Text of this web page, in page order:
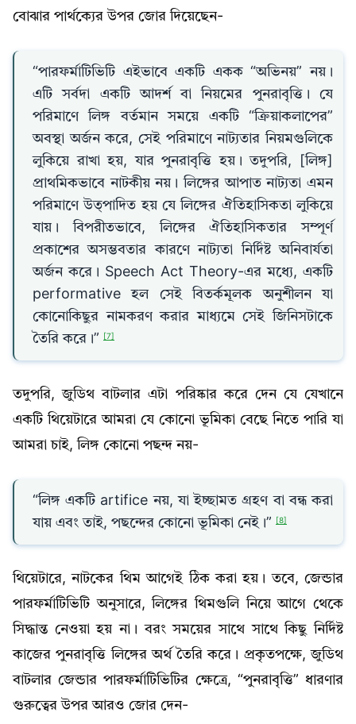
বোঝার পার্থক্যের উপর জোর দিয়েছেন-
“পারফর্মাটিভিটি এইভাবে একটি একক “অভিনয়” নয়।
এটি সর্বদা একটি আদর্শ বা নিয়মের পুনরাবৃত্তি। যে
পরিমাণে লিঙ্গ বর্তমান সময়ে একটি “ক্রিয়াকলাপের”
অবস্থা অর্জন করে, সেই পরিমাণে নাট্যতার নিয়মগুলিকে
লুকিয়ে রাখা হয়, যার পুনরাবৃত্তি হয়। তদুপরি, [লিঙ্গ]
প্রাথমিকভাবে নাটকীয় নয়। লিঙ্গের আপাত নাট্যতা এমন
পরিমাণে উত্পাদিত হয় যে লিঙ্গের ঐতিহাসিকতা লুকিয়ে
যায়। বিপরীতভাবে, লিঙ্গের ঐতিহাসিকতার সম্পূর্ণ
প্রকাশের অসম্ভবতার কারণে নাট্যতা নির্দিষ্ট অনিবার্যতা
অর্জন করে। Speech Act Theory-এর মধ্যে, একটি
performative হল সেই বিতর্কমূলক অনুশীলন যা
কোনোকিছুর নামকরণ করার মাধ্যমে সেই জিনিসটাকে
তৈরি করে।”
[7]
তদুপরি, জুডিথ বাটলার এটা পরিষ্কার করে দেন যে যেখানে
একটি থিয়েটারে আমরা যে কোনো ভূমিকা বেছে নিতে পারি যা
আমরা চাই, লিঙ্গ কোনো পছন্দ নয়-
“লিঙ্গ একটি artifice নয়, যা ইচ্ছামত গ্রহণ বা বন্ধ করা
যায় এবং তাই, পছন্দের কোনো ভূমিকা নেই।”
[8]
থিয়েটারে, নাটকের থিম আগেই ঠিক করা হয়। তবে, জেন্ডার
পারফর্মাটিভিটি অনুসারে, লিঙ্গের থিমগুলি নিয়ে আগে থেকে
সিদ্ধান্ত নেওয়া হয় না। বরং সময়ের সাথে সাথে কিছু নির্দিষ্ট
কাজের পুনরাবৃত্তি লিঙ্গের অর্থ তৈরি করে। প্রকৃতপক্ষে, জুডিথ
বাটলার জেন্ডার পারফর্মাটিভিটির ক্ষেত্রে, “পুনরাবৃত্তি” ধারণার
গুরুত্বের উপর আরও জোর দেন-